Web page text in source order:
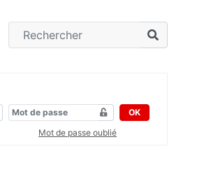
OK
Mot de passe oublié